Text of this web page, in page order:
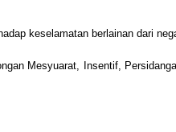
keselamatan berlainan dari
Mesyuarat, Insentif,